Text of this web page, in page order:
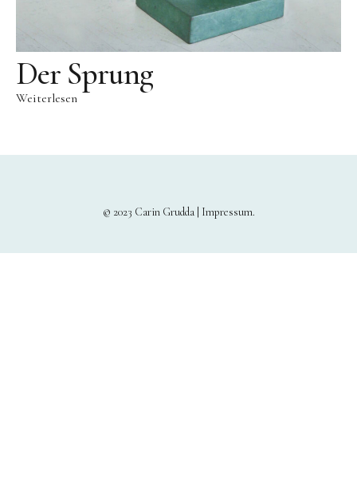
Der Sprung
Weiterlesen
© 2023 Carin Grudda | Impressum